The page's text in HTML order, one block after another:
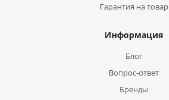
Гарантия на товар
Информация
Блог
Вопрос-ответ
Бренды